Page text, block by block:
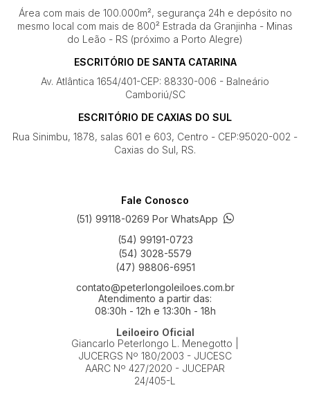
Área com mais de 100.000m², segurança 24h e depósito no
mesmo local com mais de 800² Estrada da Granjinha - Minas
do Leão - RS (próximo a Porto Alegre)
ESCRITÓRIO DE SANTA CATARINA
Av. Atlântica 1654/401-CEP: 88330-006 - Balneário
Camboriú/SC
ESCRITÓRIO DE CAXIAS DO SUL
Rua Sinimbu, 1878, salas 601 e 603, Centro - CEP:95020-002 -
Caxias do Sul, RS.
Fale Conosco
(51) 99118-0269 Por WhatsApp
(54) 99191-0723
(54) 3028-5579
(47) 98806-6951
contato@peterlongoleiloes.com.br
Atendimento a partir das:
08:30h - 12h e 13:30h - 18h
Leiloeiro Oficial
Giancarlo Peterlongo L. Menegotto |
JUCERGS Nº 180/2003 - JUCESC
AARC Nº 427/2020 - JUCEPAR
24/405-L